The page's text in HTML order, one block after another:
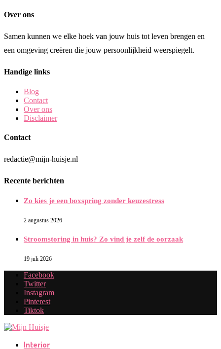
Over ons
Samen kunnen we elke hoek van jouw huis tot leven brengen en
een omgeving creëren die jouw persoonlijkheid weerspiegelt.
Handige links
Blog
Contact
Over ons
Disclaimer
Contact
redactie@mijn-huisje.nl
Recente berichten
Zo kies je een boxspring zonder keuzestress
2 augustus 2026
Stroomstoring in huis? Zo vind je zelf de oorzaak
19 juli 2026
Facebook
Twitter
Instagram
Pinterest
Tiktok
Interior